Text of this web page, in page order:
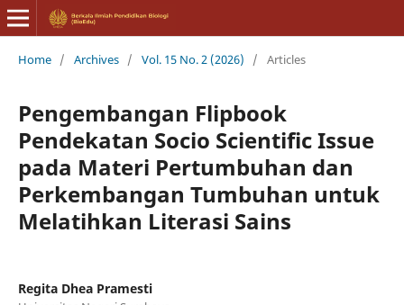
Home / Archives / Vol. 15 No. 2 (2026) / Articles
Pengembangan Flipbook
Pendekatan Socio Scientific Issue
pada Materi Pertumbuhan dan
Perkembangan Tumbuhan untuk
Melatihkan Literasi Sains
Regita Dhea Pramesti